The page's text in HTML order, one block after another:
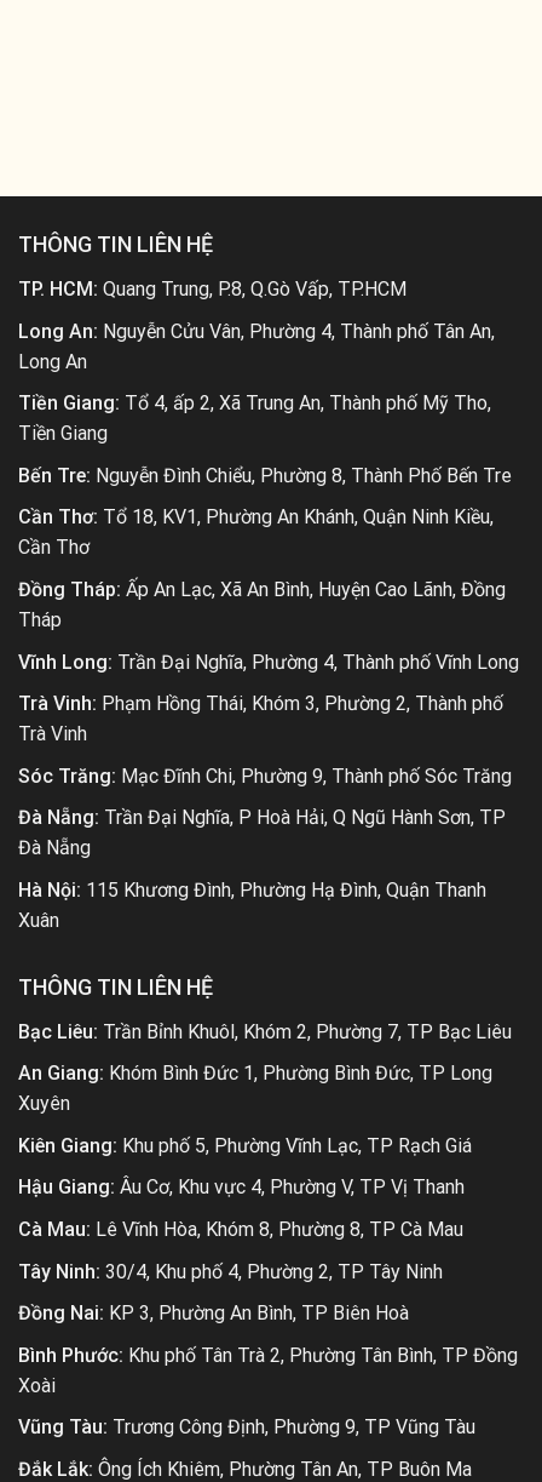
THÔNG TIN LIÊN HỆ
TP. HCM: Quang Trung, P.8, Q.Gò Vấp, TP.HCM
Long An: Nguyễn Cửu Vân, Phường 4, Thành phố Tân An,
Long An
Tiền Giang: Tổ 4, ấp 2, Xã Trung An, Thành phố Mỹ Tho,
Tiền Giang
Bến Tre: Nguyễn Đình Chiểu, Phường 8, Thành Phố Bến Tre
Cần Thơ: Tổ 18, KV1, Phường An Khánh, Quận Ninh Kiều,
Cần Thơ
Đồng Tháp: Ấp An Lạc, Xã An Bình, Huyện Cao Lãnh, Đồng
Tháp
Vĩnh Long: Trần Đại Nghĩa, Phường 4, Thành phố Vĩnh Long
Trà Vinh: Phạm Hồng Thái, Khóm 3, Phường 2, Thành phố
Trà Vinh
Sóc Trăng: Mạc Đĩnh Chi, Phường 9, Thành phố Sóc Trăng
Đà Nẵng: Trần Đại Nghĩa, P Hoà Hải, Q Ngũ Hành Sơn, TP
Đà Nẵng
Hà Nội: 115 Khương Đình, Phường Hạ Đình, Quận Thanh
Xuân
THÔNG TIN LIÊN HỆ
Bạc Liêu: Trần Bỉnh Khuôl, Khóm 2, Phường 7, TP Bạc Liêu
An Giang: Khóm Bình Đức 1, Phường Bình Đức, TP Long
Xuyên
Kiên Giang: Khu phố 5, Phường Vĩnh Lạc, TP Rạch Giá
Hậu Giang: Âu Cơ, Khu vực 4, Phường V, TP Vị Thanh
Cà Mau: Lê Vĩnh Hòa, Khóm 8, Phường 8, TP Cà Mau
Tây Ninh: 30/4, Khu phố 4, Phường 2, TP Tây Ninh
Đồng Nai: KP 3, Phường An Bình, TP Biên Hoà
Bình Phước: Khu phố Tân Trà 2, Phường Tân Bình, TP Đồng
Xoài
Vũng Tàu: Trương Công Định, Phường 9, TP Vũng Tàu
Đắk Lắk: Ông Ích Khiêm, Phường Tân An, TP Buôn Ma